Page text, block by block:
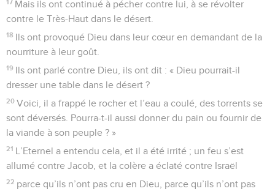
L’eau t’a vu, ô Dieu, l’eau t’a vu : elle a tremblé, les abîmes
ont été ébranlés.
Les nuages ont déversé des torrents d’eau, le tonnerre a
retenti dans le ciel, et tes flèches ont volé de tous côtés.
Ton tonnerre a éclaté dans le tourbillon, les éclairs ont
illuminé le monde ; la terre a été ébranlée, elle a tremblé.
Tu as fait ton chemin dans la mer, ton sentier au fond de
l’eau, et personne n’a reconnu tes traces.
l’intermédiaire de Moïse et d’Aaron.
Psaumes 78